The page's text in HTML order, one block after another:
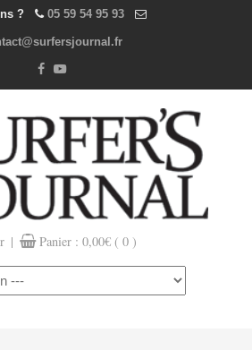
? 05 59 54 95 93
| Panier : 0,00€ ( 0 )